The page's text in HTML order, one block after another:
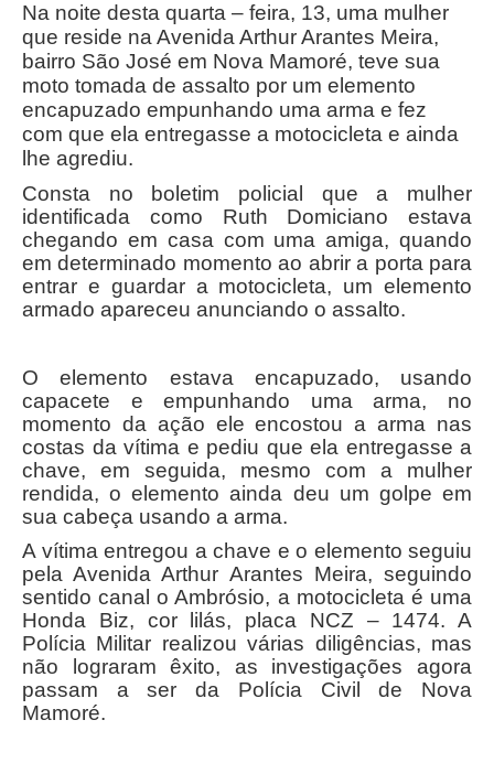
Na noite desta quarta – feira, 13, uma mulher
que reside na Avenida Arthur Arantes Meira,
bairro São José em Nova Mamoré, teve sua
moto tomada de assalto por um elemento
encapuzado empunhando uma arma e fez
com que ela entregasse a motocicleta e ainda
lhe agrediu.
Consta no boletim policial que a mulher
identificada como Ruth Domiciano estava
chegando em casa com uma amiga, quando
em determinado momento ao abrir a porta para
entrar e guardar a motocicleta, um elemento
armado apareceu anunciando o assalto.
O elemento estava encapuzado, usando
capacete e empunhando uma arma, no
momento da ação ele encostou a arma nas
costas da vítima e pediu que ela entregasse a
chave, em seguida, mesmo com a mulher
rendida, o elemento ainda deu um golpe em
sua cabeça usando a arma.
A vítima entregou a chave e o elemento seguiu
pela Avenida Arthur Arantes Meira, seguindo
sentido canal o Ambrósio, a motocicleta é uma
Honda Biz, cor lilás, placa NCZ – 1474. A
Polícia Militar realizou várias diligências, mas
não lograram êxito, as investigações agora
passam a ser da Polícia Civil de Nova
Mamoré.